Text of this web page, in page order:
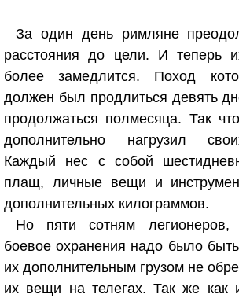
За один день римляне
расстояния до цели. И теперь
более замедлится. Поход
должен был продлиться девять
продолжаться полмесяца. Так
дополнительно нагрузил
Каждый нес с собой
плащ, личные вещи и
дополнительных килограммов.
Но пяти сотням
боевое охранения надо было быть
их дополнительным грузом не
их вещи на телегах. Так же как